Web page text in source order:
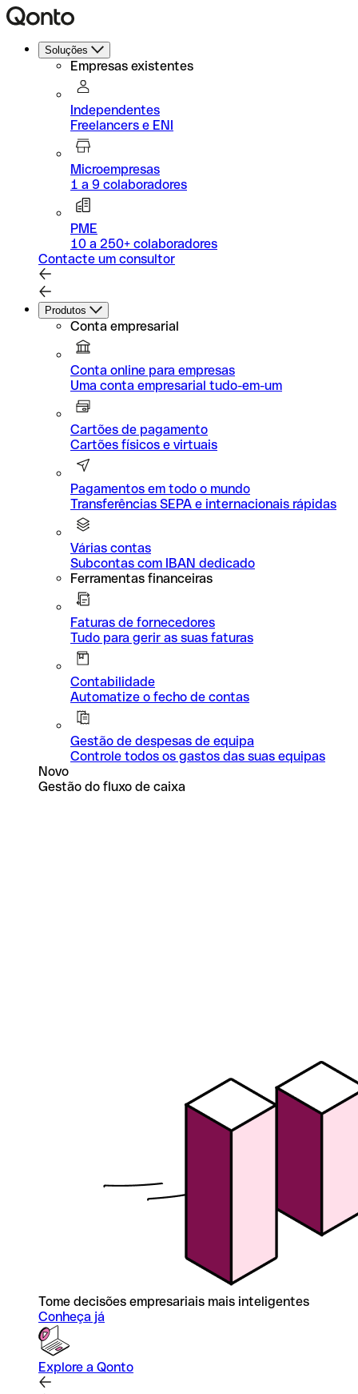
Soluções
Empresas existentes
Independentes
Freelancers e ENI
Microempresas
1 a 9 colaboradores
PME
10 a 250+ colaboradores
Contacte um consultor
Produtos
Conta empresarial
Conta online para empresas
Uma conta empresarial tudo-em-um
Cartões de pagamento
Cartões físicos e virtuais
Pagamentos em todo o mundo
Transferências SEPA e internacionais rápidas
Várias contas
Subcontas com IBAN dedicado
Ferramentas financeiras
Faturas de fornecedores
Tudo para gerir as suas faturas
Contabilidade
Automatize o fecho de contas
Gestão de despesas de equipa
Controle todos os gastos das suas equipas
Novo
Gestão do fluxo de caixa
Tome decisões empresariais mais inteligentes
Conheça já
Explore a Qonto